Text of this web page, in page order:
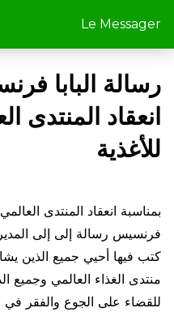
Le Messager
رسالة البابا
انعقاد المنتدى
للأغذية
بمناسبة انعقاد المنتدى
فرنسيس رسالة إلى إلى المدير
كتب فيها أحيي جميع الذين
منتدى الغذاء العالمي وجميع
للقضاء على الجوع والفقر في